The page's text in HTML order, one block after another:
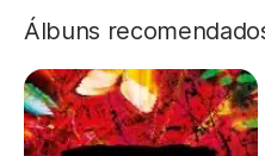
Álbuns